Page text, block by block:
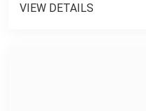
VIEW DETAILS